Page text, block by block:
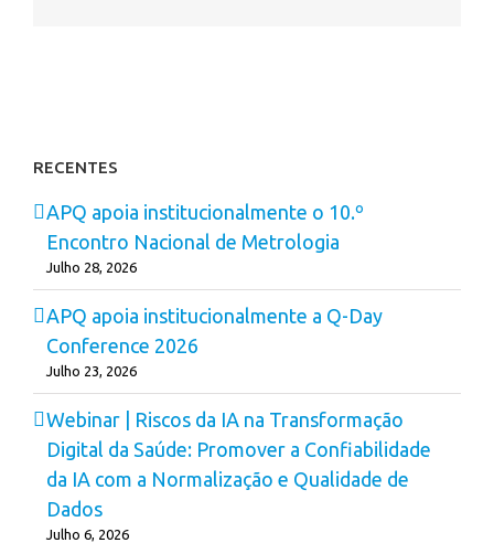
RECENTES
APQ apoia institucionalmente o 10.º
Encontro Nacional de Metrologia
Julho 28, 2026
APQ apoia institucionalmente a Q-Day
Conference 2026
Julho 23, 2026
Webinar | Riscos da IA na Transformação
Digital da Saúde: Promover a Confiabilidade
da IA com a Normalização e Qualidade de
Dados
Julho 6, 2026